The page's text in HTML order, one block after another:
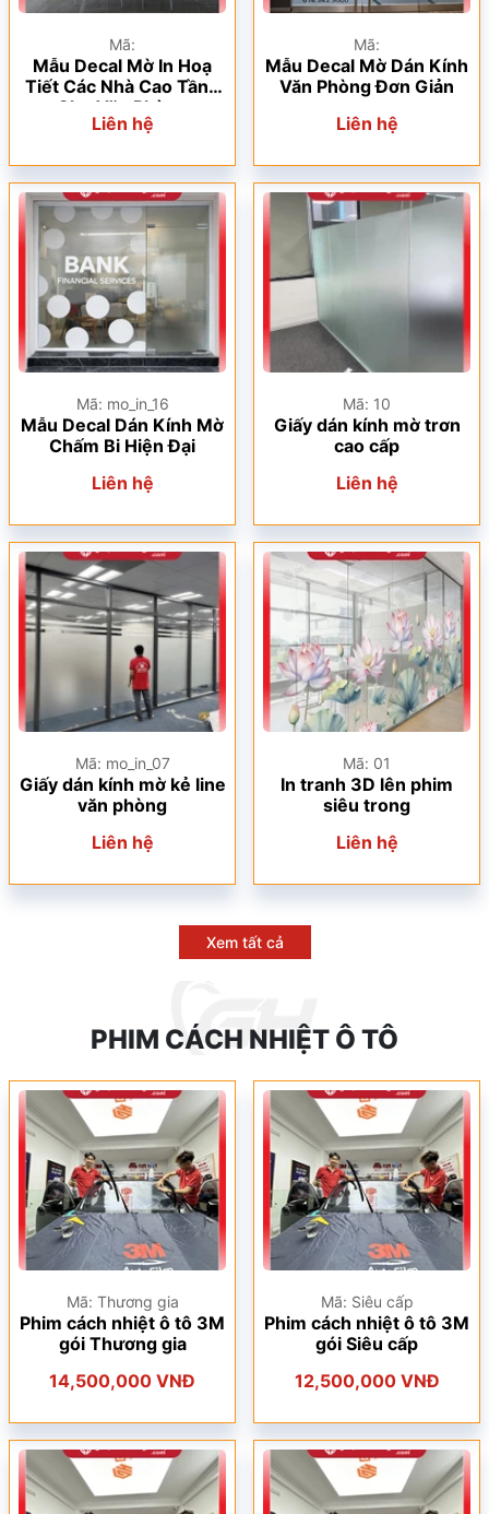
Mã:
Mẫu Decal Mờ In Hoạ
Tiết Các Nhà Cao Tầng
Cho Văn Phòng
Liên hệ
Mã:
Mẫu Decal Mờ Dán Kính
Văn Phòng Đơn Giản
Liên hệ
Mã: mo_in_16
Mẫu Decal Dán Kính Mờ
Chấm Bi Hiện Đại
Liên hệ
Mã: 10
Giấy dán kính mờ trơn
cao cấp
Liên hệ
Mã: mo_in_07
Giấy dán kính mờ kẻ line
văn phòng
Liên hệ
Mã: 01
In tranh 3D lên phim
siêu trong
Liên hệ
Xem tất cả
PHIM CÁCH NHIỆT Ô TÔ
Mã: Thương gia
Phim cách nhiệt ô tô 3M
gói Thương gia
14,500,000 VNĐ
Mã: Siêu cấp
Phim cách nhiệt ô tô 3M
gói Siêu cấp
12,500,000 VNĐ